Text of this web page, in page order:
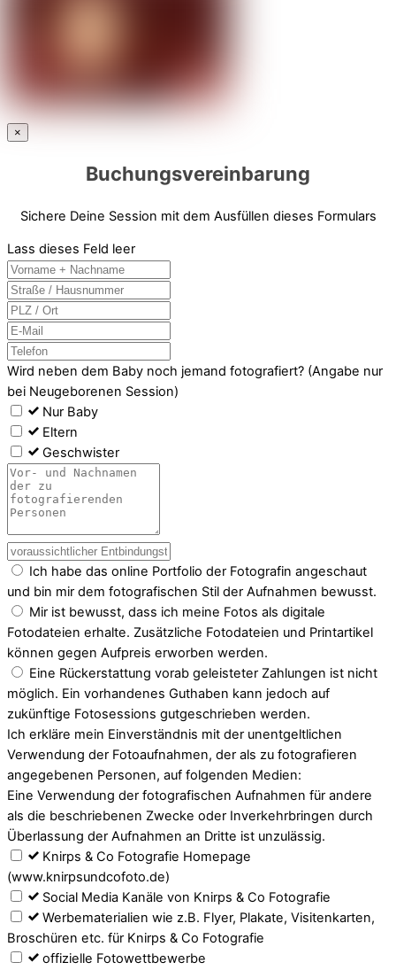
×
Buchungsvereinbarung
Sichere Deine Session mit dem Ausfüllen dieses Formulars
Lass dieses Feld leer
Wird neben dem Baby noch jemand fotografiert? (Angabe nur
bei Neugeborenen Session)
Nur Baby
Eltern
Geschwister
Ich habe das online Portfolio der Fotografin angeschaut
und bin mir dem fotografischen Stil der Aufnahmen bewusst.
Mir ist bewusst, dass ich meine Fotos als digitale
Fotodateien erhalte. Zusätzliche Fotodateien und Printartikel
können gegen Aufpreis erworben werden.
Eine Rückerstattung vorab geleisteter Zahlungen ist nicht
möglich. Ein vorhandenes Guthaben kann jedoch auf
zukünftige Fotosessions gutgeschrieben werden.
Ich erkläre mein Einverständnis mit der unentgeltlichen
Verwendung der Fotoaufnahmen, der als zu fotografieren
angegebenen Personen, auf folgenden Medien:
Eine Verwendung der fotografischen Aufnahmen für andere
als die beschriebenen Zwecke oder Inverkehrbringen durch
Überlassung der Aufnahmen an Dritte ist unzulässig.
Knirps & Co Fotografie Homepage
(www.knirpsundcofoto.de)
Social Media Kanäle von Knirps & Co Fotografie
Werbematerialien wie z.B. Flyer, Plakate, Visitenkarten,
Broschüren etc. für Knirps & Co Fotografie
offizielle Fotowettbewerbe